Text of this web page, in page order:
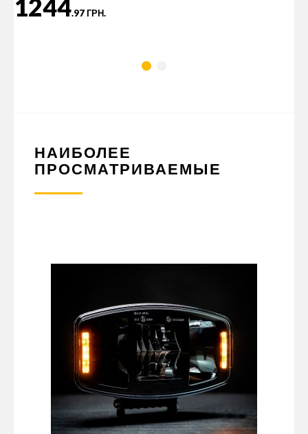
1244.97 ГРН.
НАИБОЛЕЕ
ПРОСМАТРИВАЕМЫЕ